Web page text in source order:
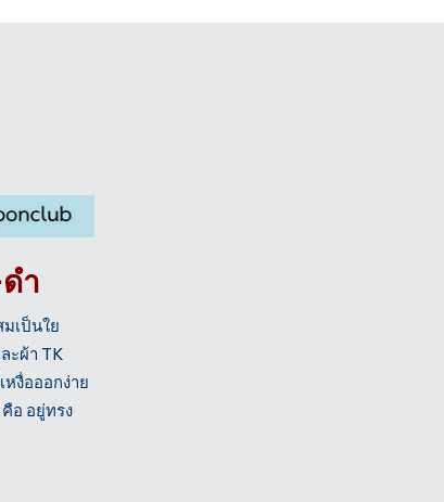
ำ
เป็นใย
ะผ้า TK
งื่อออกง่าย
อ อยู่ทรง